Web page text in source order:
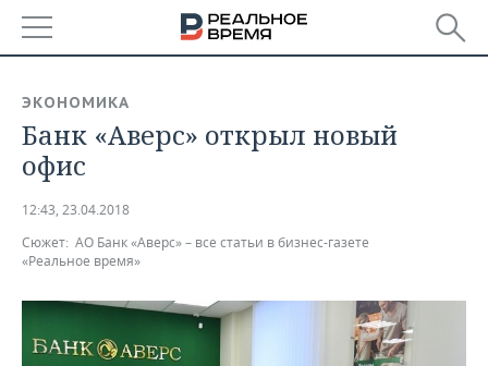
БАШКОРТОСТАН
ТАТАРСТАН
НОВОСТИ
АНАЛИТИКА
КОРОЛИ ГОСЗАКАЗА ПФО
ПРОМЫШЛЕННОСТИ
НЕДВИЖИМОСТЬ
ЭКОНОМИКА
Банк «Аверс» открыл новый
офис
12:43, 23.04.2018
Сюжет: АО Банк «Аверс» – все статьи в бизнес-газете
«Реальное время»